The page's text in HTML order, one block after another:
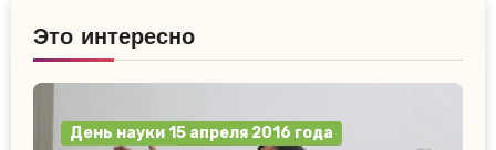
Это интересно
День науки 15 апреля 2016 года